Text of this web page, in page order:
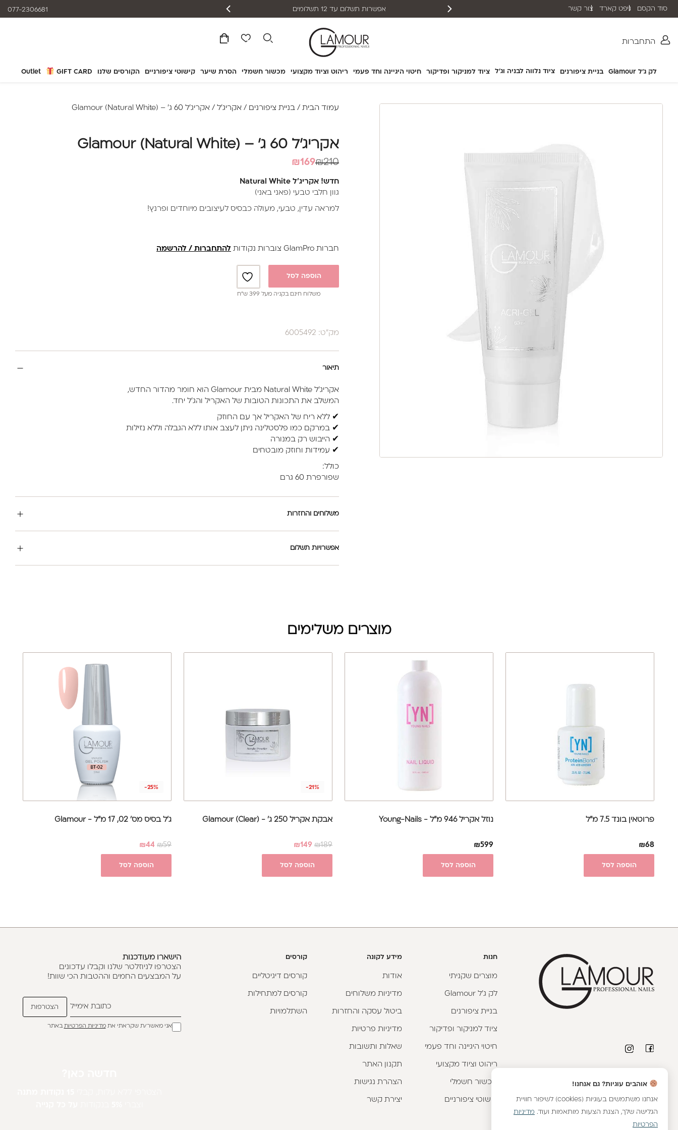
התחברות
לק ג'ל Glamour בניית ציפורנים ציוד נלווה לבניה וג'ל ציוד למניקור ופדיקור חיטוי היגיינה וחד פעמי ריהוט וציוד מקצועי מכשור חשמלי הסרת שיער קישוטי ציפורניים הקורסים שלנו GIFT CARD
Outlet
077-2306681 שליח עד הבית תוך 2-5 ימי עסקים אפשרות תשלום עד 12 תשלומים סוד הקסם גיפט קארד צור קשר
עמוד הבית / בניית ציפורנים / אקריג'ל / אקריג'ל 60 ג' – Glamour (Natural White)
אקריג'ל 60 ג' – Glamour (Natural White)
₪210
המחיר
₪169המחיר
חדש! אקריג'ל Natural White
גוון חלבי טבעי (פאני באני)
למראה עדין, טבעי, מעולה כבסיס לעיצובים מיוחדים ופרנץ!
חברות GlamPro צוברות נקודות להתחברות / להרשמה
הוספה לסל
משלוח חינם בקניה מעל 399 ש”ח
מק"ט: 6005492
תיאור
אקריג'ל Natural White מבית Glamour הוא חומר מהדור החדש,
המשלב את התכונות הטובות של האקריל והג'ל יחד.
✔ ללא ריח של האקריל אך עם החוזק
✔ במרקם כמו פלסטלינה ניתן לעצב אותו ללא הגבלה וללא נזילות
✔ הייבוש רק במנורה
✔ עמידות וחוזק מובטחים
כולל:
שפורפרת 60 גרם
משלוחים והחזרות
אפשרויות תשלום
מוצרים משלימים
פרוטאין בונד 7.5 מ"ל
₪68
הוספה לסל
נוזל אקריל 946 מ"ל - Young-Nails
₪599
הוספה לסל
-21%
אבקת אקריל 250 ג' - Glamour (Clear)
₪189
₪149
הוספה לסל
-25%
ג'ל בסיס מס' 02, 17 מ"ל - Glamour
₪59
₪44
הוספה לסל
חנות
מוצרים שקניתי
לק ג'ל Glamour
בניית ציפורנים
ציוד למניקור ופדיקור
חיטוי היגיינה וחד פעמי
ריהוט וציוד מקצועי
מכשור חשמלי
קישוטי ציפורניים
מידע לקונה
אודות
מדיניות משלוחים
ביטול עסקה והחזרות
מדיניות פרטיות
שאלות ותשובות
תקנון האתר
הצהרת נגישות
יצירת קשר
קורסים
קורסים דיגיטליים
קורסים למתחילות
השתלמויות
הישארו מעודכנות
הצטרפו לניוזלטר שלנו וקבלו עדכונים
על המבצעים החמים וההטבות הכי שוות!
אני מאשר/ת שקראתי אתמדיניות הפרטיותבאתר
אוהבים עוגיות? גם אנחנו!
אנחנו משתמשים בעוגיות (cookies) לשיפור חוויית
הגלישה שלך, הצגת הצעות מותאמות ועוד. מדיניות
הפרטיות